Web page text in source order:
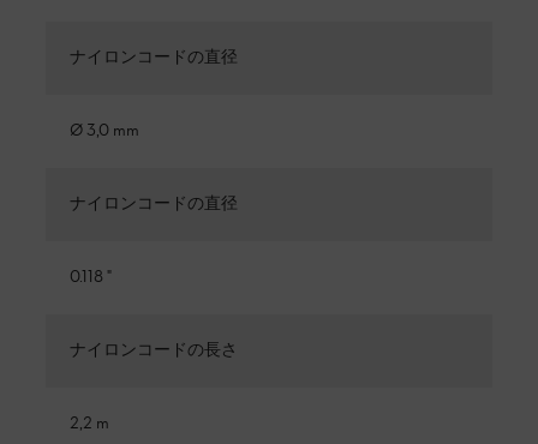
ナイロンコードの直径
Ø 3,0 mm
ナイロンコードの直径
0.118 "
ナイロンコードの長さ
2,2 m